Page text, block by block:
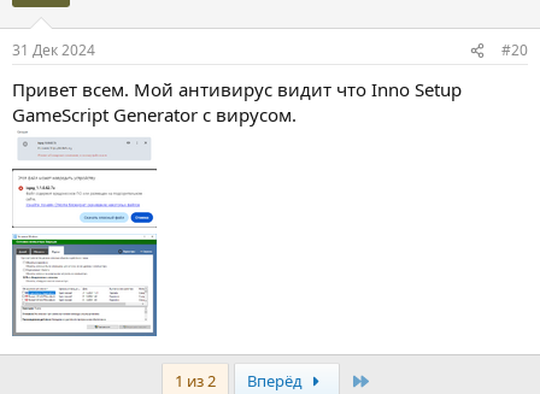
31 Дек 2024 #20
Привет всем. Мой антивирус видит что Inno Setup
GameScript Generator с вирусом.
1 из 2 Вперёд